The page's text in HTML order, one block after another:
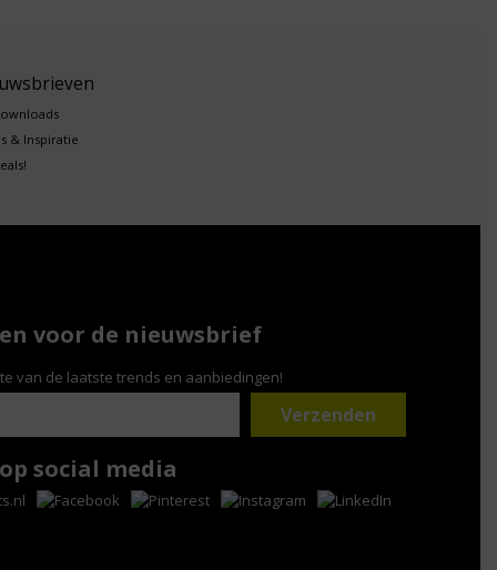
& Inspiratie
voor de nieuwsbrief
van de laatste trends en aanbiedingen!
social media